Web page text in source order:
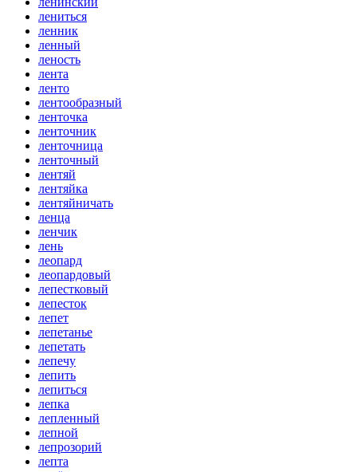
лениться
ленник
ленный
леность
лента
ленто
лентообразный
ленточка
ленточник
ленточница
ленточный
лентяй
лентяйка
лентяйничать
ленца
ленчик
лень
леопард
леопардовый
лепестковый
лепесток
лепет
лепетанье
лепетать
лепечу
лепить
лепиться
лепка
лепленный
лепной
лепрозорий
лепта